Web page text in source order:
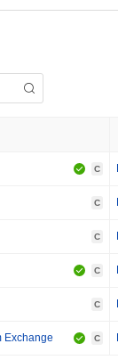
C
C
C
C
C
Exchange C